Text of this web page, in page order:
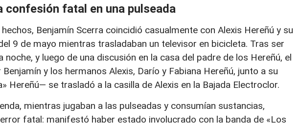
confesión fatal en una pulseada
Benjamín Scerra coincidió casualmente con Alexis Hereñú y su
9 de mayo mientras trasladaban un televisor en bicicleta. Tras ser
y luego de una discusión en la casa del padre de los Hereñú, el
y los hermanos Alexis, Darío y Fabiana Hereñú, junto a su
Hereñú— se trasladó a la casilla de Alexis en la Bajada Electroclor.
mientras jugaban a las pulseadas y consumían sustancias,
fatal: manifestó haber estado involucrado con la banda de «Los